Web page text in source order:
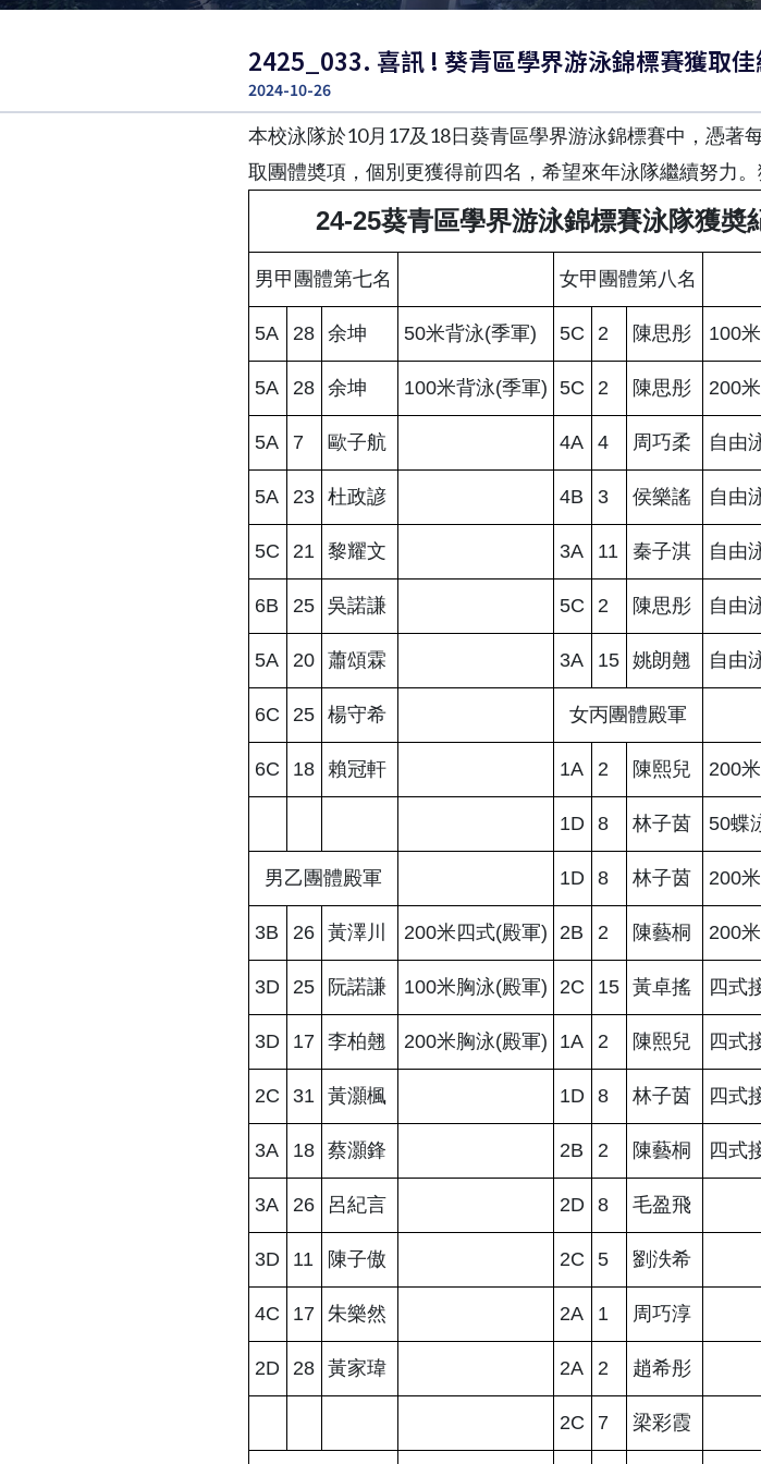
2425_033. 喜訊 ! 葵青區學界游泳錦標賽獲取
2024-10-26
本校泳隊於10月17及18日葵青區學界游泳錦標賽中，憑著
取團體奬項，個別更獲得前四名，希望來年泳隊繼續努力。
24-25葵青區學界游泳錦標賽泳隊獲奬
男甲團體第七名 女甲團體第八名
5A 28 余坤 50米背泳(季軍) 5C 2 陳思彤 100
5A 28 余坤 100米背泳(季軍) 5C 2 陳思彤 200
5A 7 歐子航 4A 4 周巧柔 自由
5A 23 杜政諺 4B 3 侯樂謠 自由
5C 21 黎耀文 3A 11 秦子淇 自由
6B 25 吳諾謙 5C 2 陳思彤 自由
5A 20 蕭頌霖 3A 15 姚朗翹 自由
6C 25 楊守希 女丙團體殿軍
6C 18 賴冠軒 1A 2 陳熙兒 200
1D 8 林子茵 50蝶
男乙團體殿軍 1D 8 林子茵 200
3B 26 黃澤川 200米四式(殿軍) 2B 2 陳藝桐 200
3D 25 阮諾謙 100米胸泳(殿軍) 2C 15 黃卓搖 四式
3D 17 李柏翹 200米胸泳(殿軍) 1A 2 陳熙兒 四式
2C 31 黃灝楓 1D 8 林子茵 四式
3A 18 蔡灝鋒 2B 2 陳藝桐 四式
3A 26 呂紀言 2D 8 毛盈飛
3D 11 陳子傲 2C 5 劉泆希
4C 17 朱樂然 2A 1 周巧淳
2D 28 黃家瑋 2A 2 趙希彤
2C 7 梁彩霞